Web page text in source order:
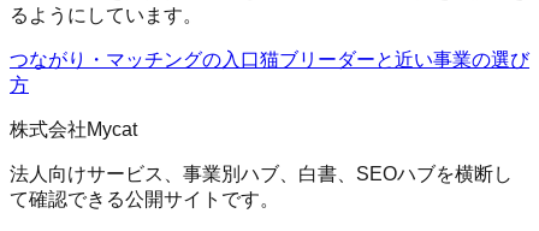
るようにしています。
つながり・マッチングの入口猫ブリーダーと近い事業の選び
方
株式会社Mycat
法人向けサービス、事業別ハブ、白書、SEOハブを横断し
て確認できる公開サイトです。